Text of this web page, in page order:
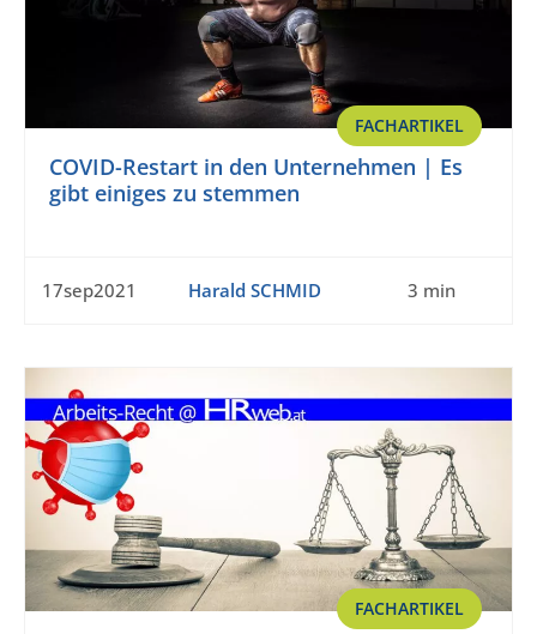
FACHARTIKEL
COVID-Restart in den Unternehmen | Es
gibt einiges zu stemmen
17sep2021 Harald SCHMID 3 min
FACHARTIKEL